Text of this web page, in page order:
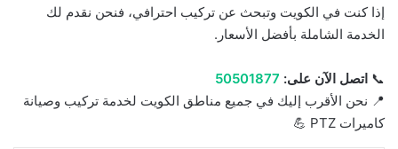
إذا كنت في الكويت وتبحث عن تركيب احترافي، فنحن نقدم لك
الخدمة الشاملة بأفضل الأسعار.
📞 اتصل الآن على: 50501877
📍 نحن الأقرب إليك في جميع مناطق الكويت لخدمة تركيب وصيانة
كاميرات PTZ 💪